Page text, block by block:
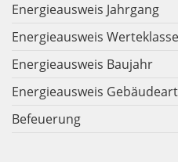
Energieausweis Jahrgang
Energieausweis Werteklasse
Energieausweis Baujahr
Energieausweis Gebäudeart
Befeuerung